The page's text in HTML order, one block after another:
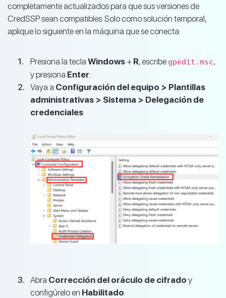
completamente actualizados para que sus versiones de
CredSSP sean compatibles. Solo como solución temporal,
aplique lo siguiente en la máquina que se conecta:
Presiona la tecla Windows + R, escribe gpedit.msc,
y presiona Enter
Vaya a Configuración del equipo > Plantillas
administrativas > Sistema > Delegación de
credenciales
Abra Corrección del oráculo de cifrado y
configúrelo en Habilitado